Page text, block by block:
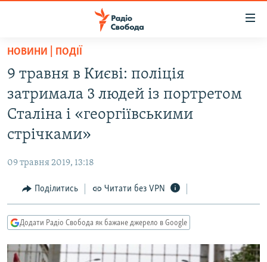
Перейти
основного
матеріалу
Перейти
до
основної
Перейти
пошуку
ВСЕ ЗА ДОБУ
СТАТТІ
ПОЛІТИКА
СУСПІЛЬСТВО
КУЛЬТУРА
СПОРТ
СВІТ
ВІЙНА
ДОНБАС.РЕАЛІЇ
КРИМ.РЕАЛІЇ
ТИ ЯК?
КИТАЙ.ВИКЛИКИ
НОВИНИ | ПОДІЇ
9 травня в Києві: поліція
затримала 3 людей із портретом
Сталіна і «георгіївськими
стрічками»
09 травня 2019, 13:18
Поділитись Читати без VPN
Додати Радіо Свобода як бажане джерело в Google